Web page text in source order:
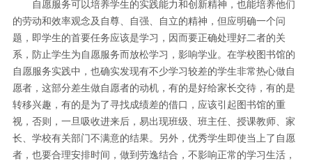
自愿服务可以培养学生的实践能力和创新精神，也能培养他们
的劳动和效率观念及自尊、自强、自立的精神，但应明确一个问
题，即学生的首要任务应该是学习，因而要正确处理好二者的关
系，防止学生为自愿服务而放松学习，影响学业。在学校图书馆的
自愿服务实践中，也确实发现有不少学习较差的学生非常热心做自
愿者，这部分差生做自愿者的动机，有的是好给家长交待，有的是
转移兴趣，有的是为了寻找成绩差的借口，应该引起图书馆的重
视，否则，一旦吸收进来后，易出现班级、班主任、授课教师、家
长、学校有关部门不满意的结果。另外，优秀学生即使当上了自愿
者，也要合理安排时间，做到劳逸结合，不影响正常的学习生活，